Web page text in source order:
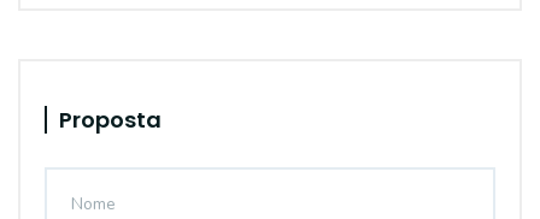
Proposta